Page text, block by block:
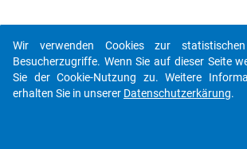
Wir verwenden Cookies zur
Besucherzugriffe. Wenn Sie auf dieser Seite
Sie der Cookie-Nutzung zu. Weitere
erhalten Sie in unserer Datenschutzerkärung.